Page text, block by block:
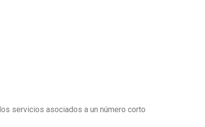
servicios asociados a un número corto